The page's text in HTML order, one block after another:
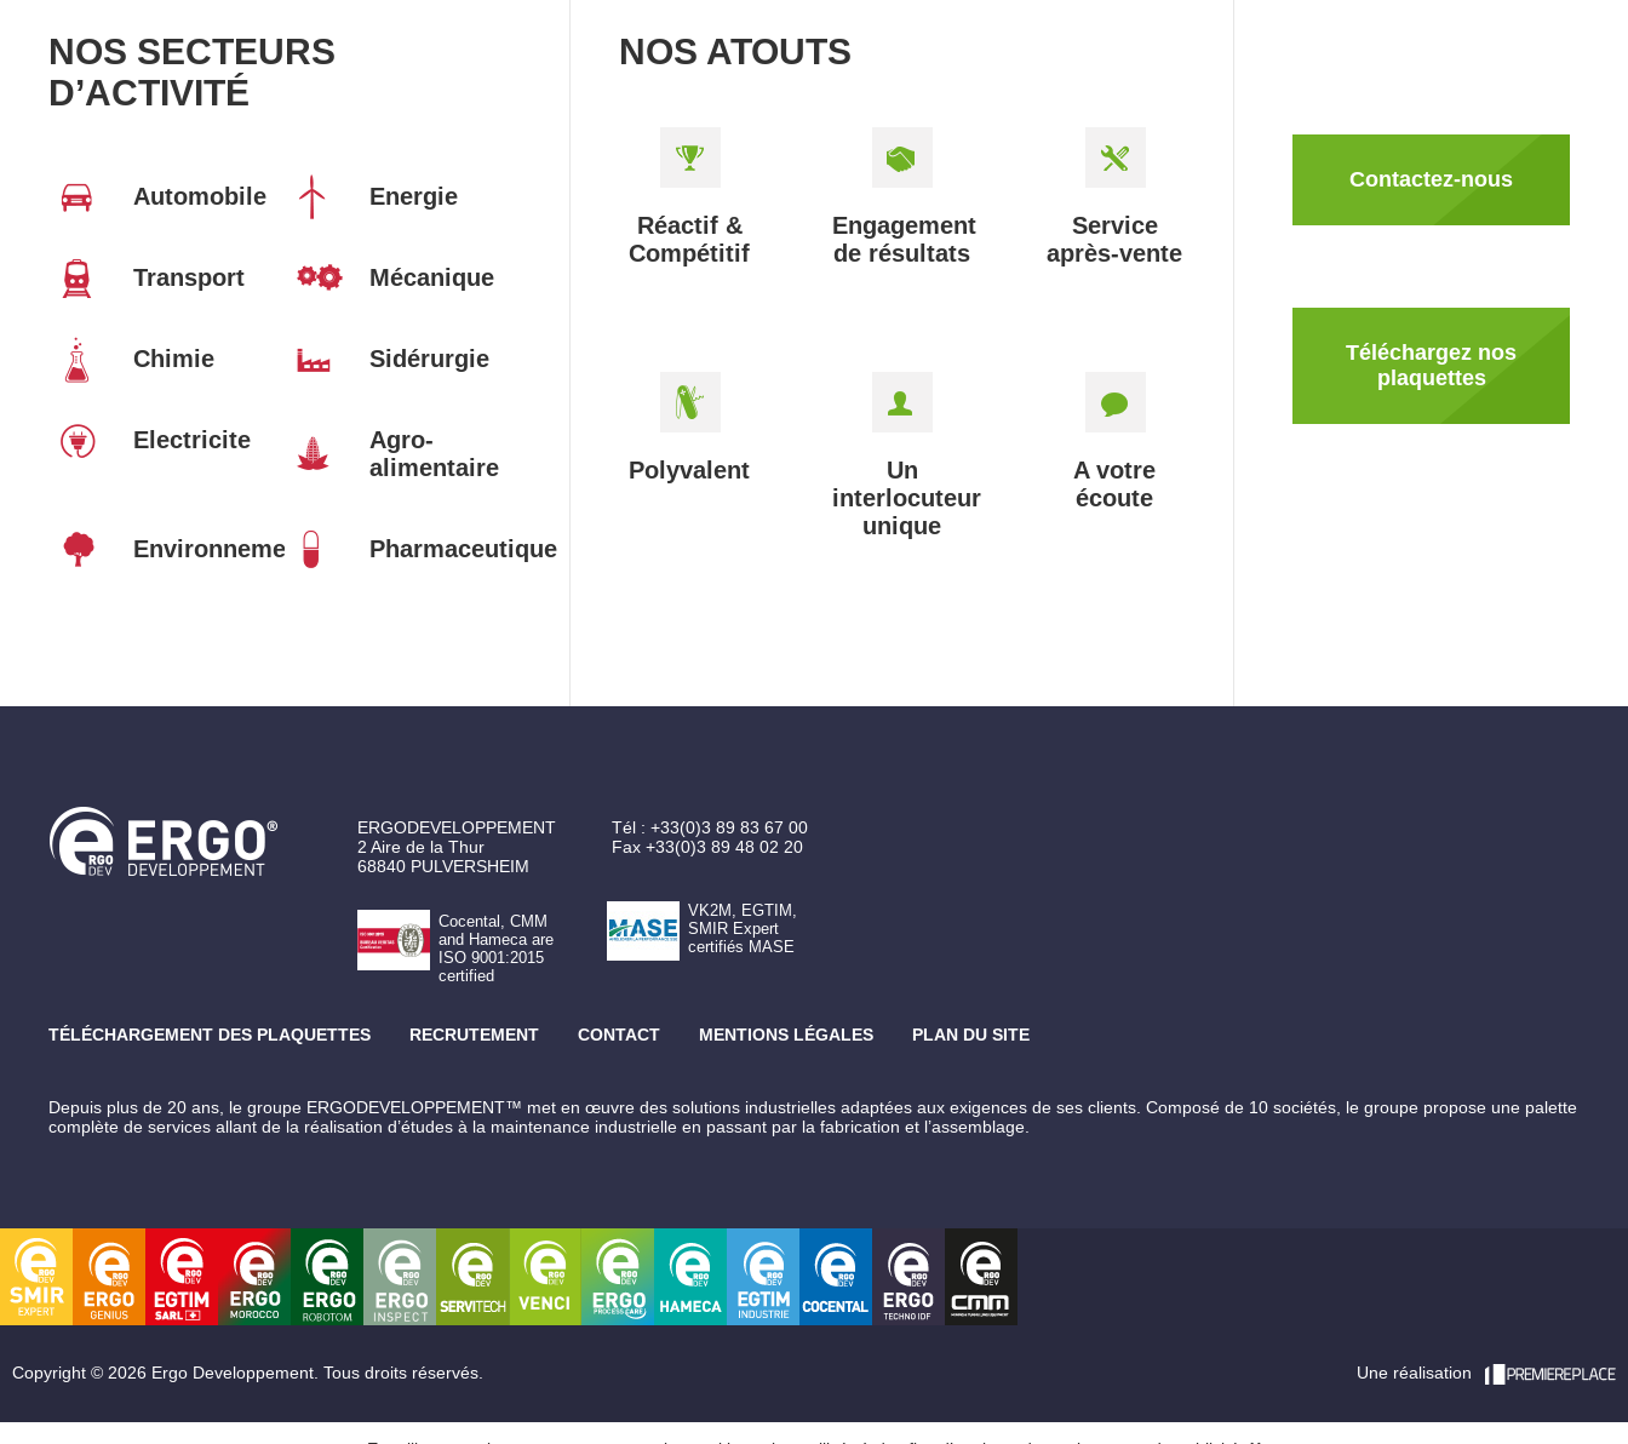
Contactez-nous
Téléchargez nos
plaquettes
NOS SECTEURS
D’ACTIVITÉ
Automobile Energie
Transport Mécanique
Chimie Sidérurgie
Electricite
Agro-
alimentaire
Environnement Pharmaceutique
NOS ATOUTS
Réactif &
Compétitif
Engagement
de résultats
Service
après-vente
Polyvalent
Un
interlocuteur
unique
A votre
écoute
ERGODEVELOPPEMENT
2 Aire de la Thur
68840 PULVERSHEIM
Tél :+33(0)3 89 83 67 00
Fax+33(0)3 89 48 02 20
Cocental, CMM
and Hameca are
ISO 9001:2015
certified
VK2M, EGTIM,
SMIR Expert
certifiés MASE
TÉLÉCHARGEMENT DES PLAQUETTES RECRUTEMENT CONTACT MENTIONS LÉGALES PLAN DU SITE
Depuis plus de 20 ans, le groupe ERGODEVELOPPEMENT™ met en œuvre des solutions industrielles adaptées aux exigences de ses clients. Composé de 10 sociétés, le groupe propose une palette
complète de services allant de la réalisation d’études à la maintenance industrielle en passant par la fabrication et l’assemblage.
Copyright © 2026 Ergo Developpement. Tous droits réservés. Une réalisation